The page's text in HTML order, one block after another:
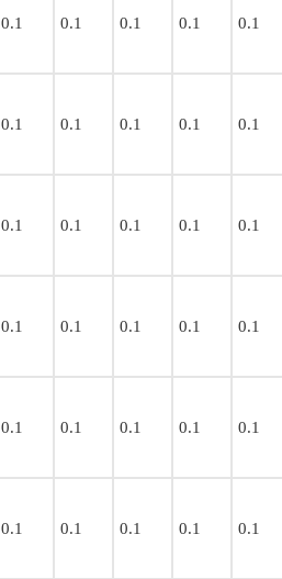
0.1 0.1 0.1 0.1 0.1
0.1 0.1 0.1 0.1 0.1
0.1 0.1 0.1 0.1 0.1
0.1 0.1 0.1 0.1 0.1
0.1 0.1 0.1 0.1 0.1
0.1 0.1 0.1 0.1 0.1